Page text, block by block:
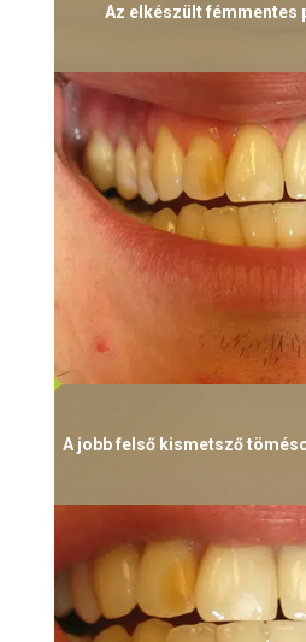
Az elkészült fémmentes
A jobb felső kismetsző